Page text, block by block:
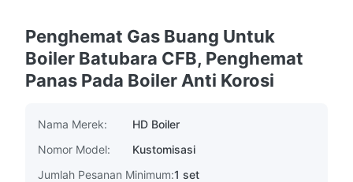
Penghemat Gas Buang Untuk
Boiler Batubara CFB, Penghemat
Panas Pada Boiler Anti Korosi
Nama Merek:
HD Boiler
Nomor Model:
Kustomisasi
Jumlah Pesanan Minimum:1 set